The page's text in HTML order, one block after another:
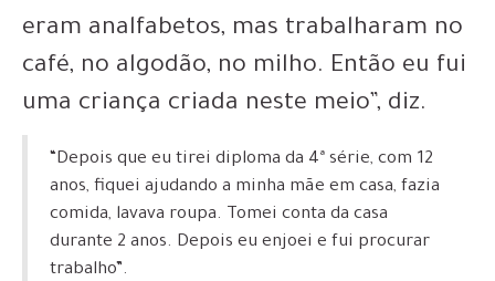
eram analfabetos, mas trabalharam no
café, no algodão, no milho. Então eu fui
uma criança criada neste meio”, diz.
“Depois que eu tirei diploma da 4ª série, com 12
anos, fiquei ajudando a minha mãe em casa, fazia
comida, lavava roupa. Tomei conta da casa
durante 2 anos. Depois eu enjoei e fui procurar
trabalho”.